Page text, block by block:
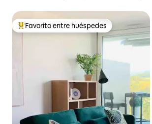
De los mejores en Favorito entre huéspedes
Favorito entre huéspedes